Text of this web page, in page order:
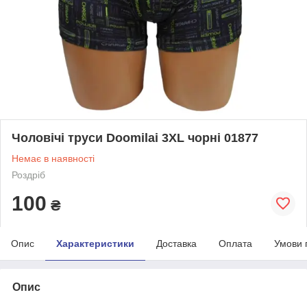
Чоловічі труси Doomilai 3XL чорні 01877
Немає в наявності
Роздріб
100 ₴
Опис Характеристики Доставка Оплата Умови
Опис